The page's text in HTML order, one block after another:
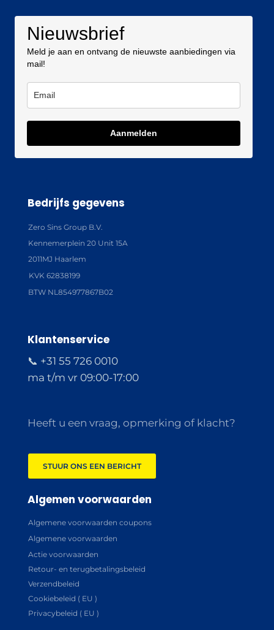
Nieuwsbrief
Meld je aan en ontvang de nieuwste aanbiedingen via
mail!
Aanmelden
Bedrijfs gegevens
Zero Sins Group B.V.
Kennemerplein 20 Unit 15A
2011MJ Haarlem
KVK 62838199
BTW NL854977867B02
Klantenservice
📞 +31 55 726 0010
ma t/m vr 09:00-17:00
Heeft u een vraag, opmerking of klacht?
STUUR ONS EEN BERICHT
Algemen voorwaarden
Algemene voorwaarden coupons
Algemene voorwaarden
Actie voorwaarden
Retour- en terugbetalingsbeleid
Verzendbeleid
Cookiebeleid ( EU )
Privacybeleid ( EU )